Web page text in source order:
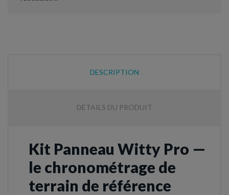
DESCRIPTION
DÉTAILS DU PRODUIT
Kit Panneau Witty Pro —
le chronométrage de
terrain de référence